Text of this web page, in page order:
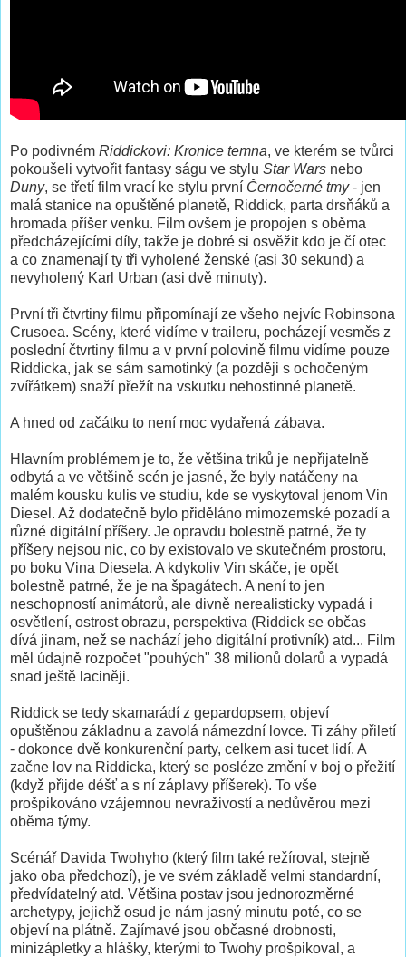
Po podivném Riddickovi: Kronice temna, ve kterém se tvůrci
pokoušeli vytvořit fantasy ságu ve stylu Star Wars nebo
Duny, se třetí film vrací ke stylu první Černočerné tmy- jen
malá stanice na opuštěné planetě, Riddick, parta drsňáků a
hromada příšer venku. Film ovšem je propojen s oběma
předcházejícími díly, takže je dobré si osvěžit kdo je čí otec
a co znamenají ty tři vyholené ženské (asi 30 sekund) a
nevyholený Karl Urban (asi dvě minuty).
První tři čtvrtiny filmu připomínají ze všeho nejvíc Robinsona
Crusoea. Scény, které vidíme v traileru, pocházejí vesměs z
poslední čtvrtiny filmu a v první polovině filmu vidíme pouze
Riddicka, jak se sám samotinký (a později s ochočeným
zvířátkem) snaží přežít na vskutku nehostinné planetě.
A hned od začátku to není moc vydařená zábava.
Hlavním problémem je to, že většina triků je nepřijatelně
odbytá a ve většině scén je jasné, že byly natáčeny na
malém kousku kulis ve studiu, kde se vyskytoval jenom Vin
Diesel. Až dodatečně bylo přiděláno mimozemské pozadí a
různé digitální příšery. Je opravdu bolestně patrné, že ty
příšery nejsou nic, co by existovalo ve skutečném prostoru,
po boku Vina Diesela. A kdykoliv Vin skáče, je opět
bolestně patrné, že je na špagátech. A není to jen
neschopností animátorů, ale divně nerealisticky vypadá i
osvětlení, ostrost obrazu, perspektiva (Riddick se občas
dívá jinam, než se nachází jeho digitální protivník) atd... Film
měl údajně rozpočet "pouhých" 38 milionů dolarů a vypadá
snad ještě laciněji.
Riddick se tedy skamarádí z gepardopsem, objeví
opuštěnou základnu a zavolá námezdní lovce. Ti záhy přiletí
- dokonce dvě konkurenční party, celkem asi tucet lidí. A
začne lov na Riddicka, který se posléze změní v boj o přežití
(když přijde déšť a s ní záplavy příšerek). To vše
prošpikováno vzájemnou nevraživostí a nedůvěrou mezi
oběma týmy.
Scénář Davida Twohyho (který film také režíroval, stejně
jako oba předchozí), je ve svém základě velmi standardní,
předvídatelný atd. Většina postav jsou jednorozměrné
archetypy, jejichž osud je nám jasný minutu poté, co se
objeví na plátně. Zajímavé jsou občasné drobnosti,
minizápletky a hlášky, kterými to Twohy prošpikoval, a